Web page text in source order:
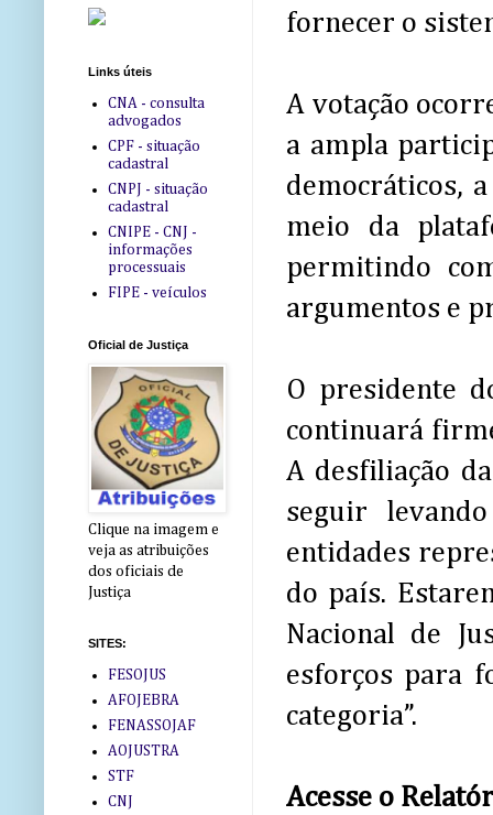
fornecer o
A votação
a ampla
democráticos,
meio da
permitindo
argumentos e
O presidente
continuará
A desfiliação
seguir
entidades
do país.
Nacional de
esforços para
categoria”.
Acesse o
Links úteis
CNA - consulta
advogados
CPF - situação
cadastral
CNPJ - situação
cadastral
CNIPE - CNJ -
informações
processuais
FIPE - veículos
Oficial de Justiça
Clique na imagem e
veja as atribuições
dos oficiais de
Justiça
SITES:
FESOJUS
AFOJEBRA
FENASSOJAF
AOJUSTRA
STF
CNJ